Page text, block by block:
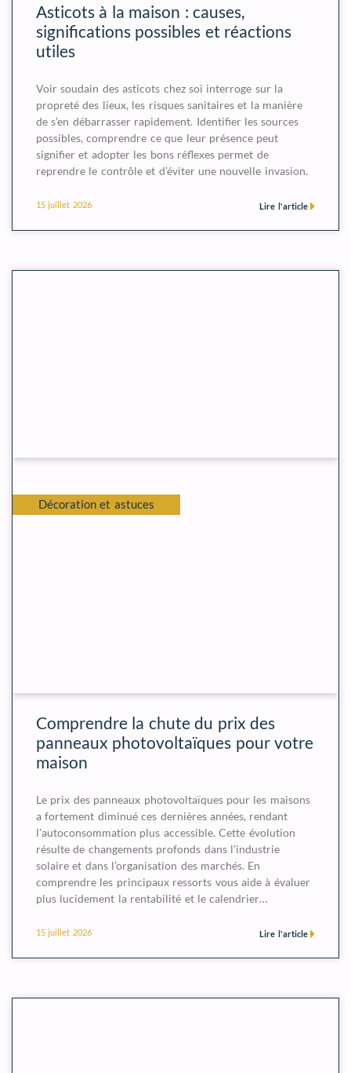
Asticots à la maison : causes,
significations possibles et réactions
utiles
Voir soudain des asticots chez soi interroge sur la
propreté des lieux, les risques sanitaires et la manière
de s’en débarrasser rapidement. Identifier les sources
possibles, comprendre ce que leur présence peut
signifier et adopter les bons réflexes permet de
reprendre le contrôle et d’éviter une nouvelle invasion.
Lire l'article
15 juillet 2026
Décoration et astuces
Comprendre la chute du prix des
panneaux photovoltaïques pour votre
maison
Le prix des panneaux photovoltaïques pour les maisons
a fortement diminué ces dernières années, rendant
l’autoconsommation plus accessible. Cette évolution
résulte de changements profonds dans l’industrie
solaire et dans l’organisation des marchés. En
comprendre les principaux ressorts vous aide à évaluer
plus lucidement la rentabilité et le calendrier…
Lire l'article
15 juillet 2026